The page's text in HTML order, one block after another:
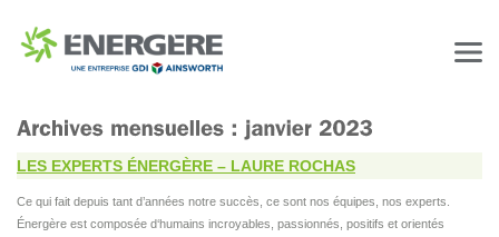
LES EXPERTS ÉNERGÈRE – LAURE ROCHAS
Ce qui fait depuis tant d’années notre succès, ce sont nos équipes, nos experts.
Énergère est composée d‘humains incroyables, passionnés, positifs et orientés